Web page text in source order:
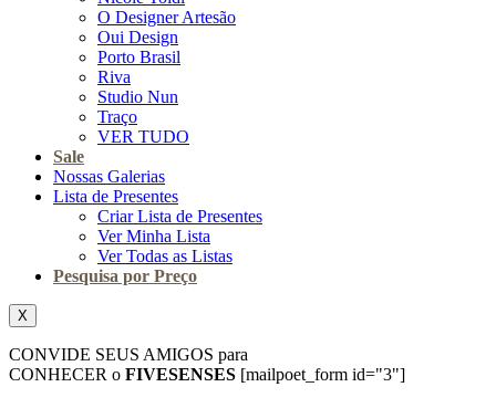
O Designer Artesão
Oui Design
Porto Brasil
Riva
Studio Nun
Traço
VER TUDO
Sale
Nossas Galerias
Lista de Presentes
Criar Lista de Presentes
Ver Minha Lista
Ver Todas as Listas
Pesquisa por Preço
X
CONVIDE SEUS AMIGOS para
CONHECER o FIVESENSES [mailpoet_form id="3"]